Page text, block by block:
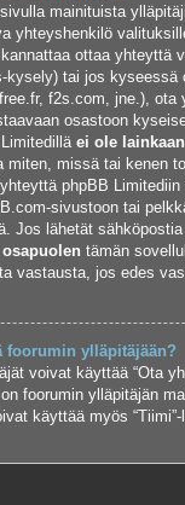
sivulla mainituista
yhteyshenkilö
ottaa yhteyttä
kysely) tai jos kyseessä
f2s.com, jne.), ota
osastoon
ei ole
miten, missä tai kenen
phpBB
sivustoon tai
Jos lähetät
tämän
vastausta, jos edes
foorumin ylläpitäjään?
voivat käyttää “Ota
foorumin ylläpitäjän
käyttää myös